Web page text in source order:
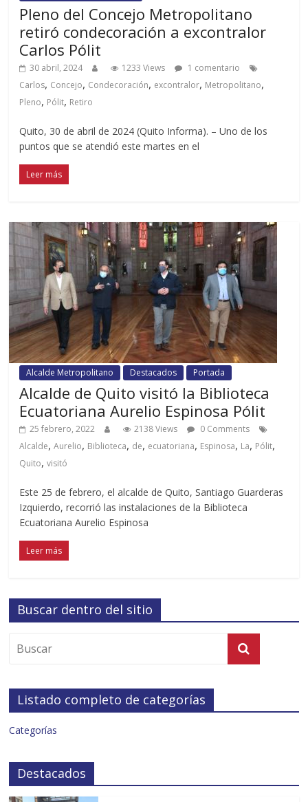
Pleno del Concejo Metropolitano
retiró condecoración a excontralor
Carlos Pólit
30 abril, 2024 1233 Views
1 comentario
Carlos, Concejo, Condecoración, excontralor, Metropolitano,
Pleno, Pólit, Retiro
Quito, 30 de abril de 2024 (Quito Informa). – Uno de los
puntos que se atendió este martes en el
Leer más
Alcalde Metropolitano Destacados Portada
Alcalde de Quito visitó la Biblioteca
Ecuatoriana Aurelio Espinosa Pólit
25 febrero, 2022 2138 Views
0 Comments
Alcalde,Aurelio, Biblioteca, de, ecuatoriana, Espinosa, La, Pólit,
Quito,visitó
Este 25 de febrero, el alcalde de Quito, Santiago Guarderas
Izquierdo, recorrió las instalaciones de la Biblioteca
Ecuatoriana Aurelio Espinosa
Leer más
Buscar dentro del sitio
Listado completo de categorías
Categorías
Destacados